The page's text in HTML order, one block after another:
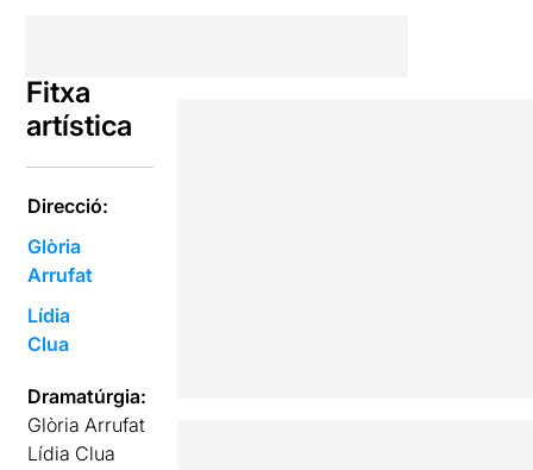
Fitxa
artística
Direcció:
Glòria
Arrufat
Lídia
Clua
Dramatúrgia:
Glòria Arrufat
Lídia Clua